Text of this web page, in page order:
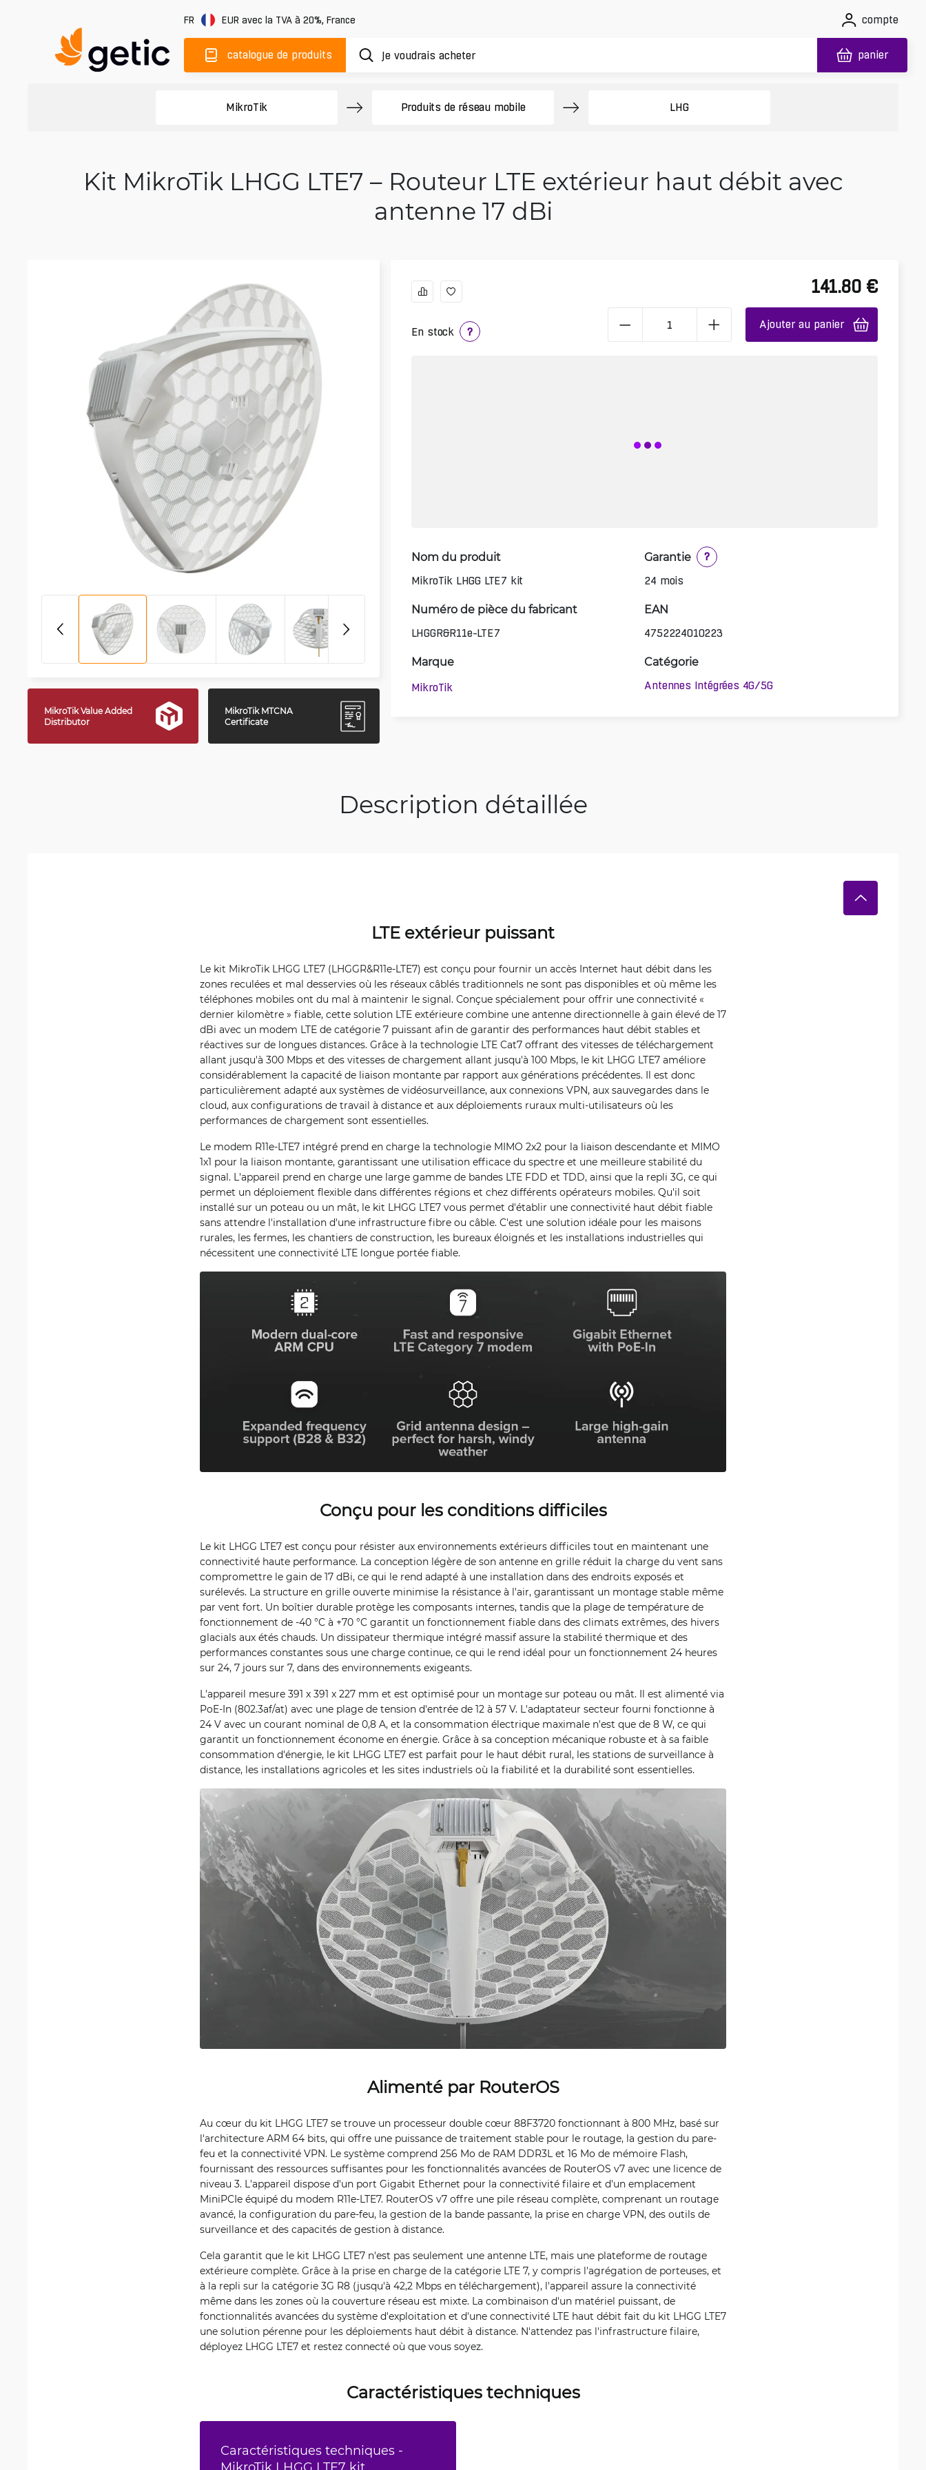
FR EUR avec la TVA à 20%, France compte
catalogue de produits panier
MikroTik Produits de réseau mobile LHG
Kit MikroTik LHGG LTE7 – Routeur LTE extérieur haut débit avec
antenne 17 dBi
MikroTik Value Added
Distributor
MikroTik MTCNA
Certificate
En stock ?
141.80 €
Ajouter au panier
Nom du produit
MikroTik LHGG LTE7 kit
Garantie
?
24 mois
Numéro de pièce du fabricant
LHGGR&R11e-LTE7
EAN
4752224010223
Marque
MikroTik
Catégorie
Antennes Intégrées 4G/5G
Description détaillée
LTE extérieur puissant
Le kit MikroTik LHGG LTE7 (LHGGR&R11e-LTE7) est conçu pour fournir un accès Internet haut débit dans les
zones reculées et mal desservies où les réseaux câblés traditionnels ne sont pas disponibles et où même les
téléphones mobiles ont du mal à maintenir le signal. Conçue spécialement pour offrir une connectivité «
dernier kilomètre » fiable, cette solution LTE extérieure combine une antenne directionnelle à gain élevé de 17
dBi avec un modem LTE de catégorie 7 puissant afin de garantir des performances haut débit stables et
réactives sur de longues distances. Grâce à la technologie LTE Cat7 offrant des vitesses de téléchargement
allant jusqu'à 300 Mbps et des vitesses de chargement allant jusqu'à 100 Mbps, le kit LHGG LTE7 améliore
considérablement la capacité de liaison montante par rapport aux générations précédentes. Il est donc
particulièrement adapté aux systèmes de vidéosurveillance, aux connexions VPN, aux sauvegardes dans le
cloud, aux configurations de travail à distance et aux déploiements ruraux multi-utilisateurs où les
performances de chargement sont essentielles.
Le modem R11e-LTE7 intégré prend en charge la technologie MIMO 2x2 pour la liaison descendante et MIMO
1x1 pour la liaison montante, garantissant une utilisation efficace du spectre et une meilleure stabilité du
signal. L'appareil prend en charge une large gamme de bandes LTE FDD et TDD, ainsi que la repli 3G, ce qui
permet un déploiement flexible dans différentes régions et chez différents opérateurs mobiles. Qu'il soit
installé sur un poteau ou un mât, le kit LHGG LTE7 vous permet d'établir une connectivité haut débit fiable
sans attendre l'installation d'une infrastructure fibre ou câble. C'est une solution idéale pour les maisons
rurales, les fermes, les chantiers de construction, les bureaux éloignés et les installations industrielles qui
nécessitent une connectivité LTE longue portée fiable.
Conçu pour les conditions difficiles
Le kit LHGG LTE7 est conçu pour résister aux environnements extérieurs difficiles tout en maintenant une
connectivité haute performance. La conception légère de son antenne en grille réduit la charge du vent sans
compromettre le gain de 17 dBi, ce qui le rend adapté à une installation dans des endroits exposés et
surélevés. La structure en grille ouverte minimise la résistance à l'air, garantissant un montage stable même
par vent fort. Un boîtier durable protège les composants internes, tandis que la plage de température de
fonctionnement de -40 °C à +70 °C garantit un fonctionnement fiable dans des climats extrêmes, des hivers
glacials aux étés chauds. Un dissipateur thermique intégré massif assure la stabilité thermique et des
performances constantes sous une charge continue, ce qui le rend idéal pour un fonctionnement 24 heures
sur 24, 7 jours sur 7, dans des environnements exigeants.
L'appareil mesure 391 x 391 x 227 mm et est optimisé pour un montage sur poteau ou mât. Il est alimenté via
PoE-In (802.3af/at) avec une plage de tension d'entrée de 12 à 57 V. L'adaptateur secteur fourni fonctionne à
24 V avec un courant nominal de 0,8 A, et la consommation électrique maximale n'est que de 8 W, ce qui
garantit un fonctionnement économe en énergie. Grâce à sa conception mécanique robuste et à sa faible
consommation d'énergie, le kit LHGG LTE7 est parfait pour le haut débit rural, les stations de surveillance à
distance, les installations agricoles et les sites industriels où la fiabilité et la durabilité sont essentielles.
Alimenté par RouterOS
Au cœur du kit LHGG LTE7 se trouve un processeur double cœur 88F3720 fonctionnant à 800 MHz, basé sur
l'architecture ARM 64 bits, qui offre une puissance de traitement stable pour le routage, la gestion du pare-
feu et la connectivité VPN. Le système comprend 256 Mo de RAM DDR3L et 16 Mo de mémoire Flash,
fournissant des ressources suffisantes pour les fonctionnalités avancées de RouterOS v7 avec une licence de
niveau 3. L'appareil dispose d'un port Gigabit Ethernet pour la connectivité filaire et d'un emplacement
MiniPCIe équipé du modem R11e-LTE7. RouterOS v7 offre une pile réseau complète, comprenant un routage
avancé, la configuration du pare-feu, la gestion de la bande passante, la prise en charge VPN, des outils de
surveillance et des capacités de gestion à distance.
Cela garantit que le kit LHGG LTE7 n'est pas seulement une antenne LTE, mais une plateforme de routage
extérieure complète. Grâce à la prise en charge de la catégorie LTE 7, y compris l'agrégation de porteuses, et
à la repli sur la catégorie 3G R8 (jusqu'à 42,2 Mbps en téléchargement), l'appareil assure la connectivité
même dans les zones où la couverture réseau est mixte. La combinaison d'un matériel puissant, de
fonctionnalités avancées du système d'exploitation et d'une connectivité LTE haut débit fait du kit LHGG LTE7
une solution pérenne pour les déploiements haut débit à distance. N'attendez pas l'infrastructure filaire,
déployez LHGG LTE7 et restez connecté où que vous soyez.
Caractéristiques techniques
Caractéristiques techniques -